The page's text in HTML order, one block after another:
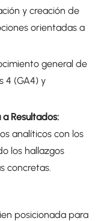
y creación de
orientadas a
general de
4 (GA4) y
Resultados:
analíticos con los
los hallazgos
concretas.
posicionada para